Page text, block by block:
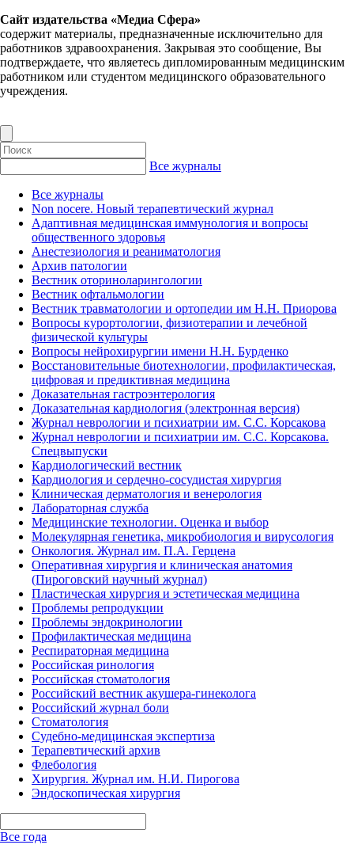
Сайт издательства «Медиа Сфера»
содержит материалы, предназначенные исключительно для
работников здравоохранения. Закрывая это сообщение, Вы
подтверждаете, что являетесь дипломированным медицинским
работником или студентом медицинского образовательного
учреждения.
Все журналы
Все журналы
Non nocere. Новый терапевтический журнал
Адаптивная медицинская иммунология и вопросы
общественного здоровья
Анестезиология и реаниматология
Архив патологии
Вестник оториноларингологии
Вестник офтальмологии
Вестник травматологии и ортопедии им Н.Н. Приорова
Вопросы курортологии, физиотерапии и лечебной
физической культуры
Вопросы нейрохирургии имени Н.Н. Бурденко
Восстановительные биотехнологии, профилактическая,
цифровая и предиктивная медицина
Доказательная гастроэнтерология
Доказательная кардиология (электронная версия)
Журнал неврологии и психиатрии им. С.С. Корсакова
Журнал неврологии и психиатрии им. С.С. Корсакова.
Спецвыпуски
Кардиологический вестник
Кардиология и сердечно-сосудистая хирургия
Клиническая дерматология и венерология
Лабораторная служба
Медицинские технологии. Оценка и выбор
Молекулярная генетика, микробиология и вирусология
Онкология. Журнал им. П.А. Герцена
Оперативная хирургия и клиническая анатомия
(Пироговский научный журнал)
Пластическая хирургия и эстетическая медицина
Проблемы репродукции
Проблемы эндокринологии
Профилактическая медицина
Респираторная медицина
Российская ринология
Российская стоматология
Российский вестник акушера-гинеколога
Российский журнал боли
Стоматология
Судебно-медицинская экспертиза
Терапевтический архив
Флебология
Хирургия. Журнал им. Н.И. Пирогова
Эндоскопическая хирургия
Все года